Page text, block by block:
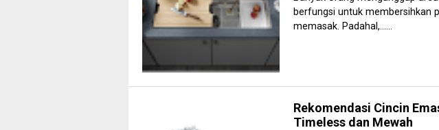
berfungsi untuk membersihkan
memasak. Padahal,......
Rekomendasi Cincin
Timeless dan Mewah